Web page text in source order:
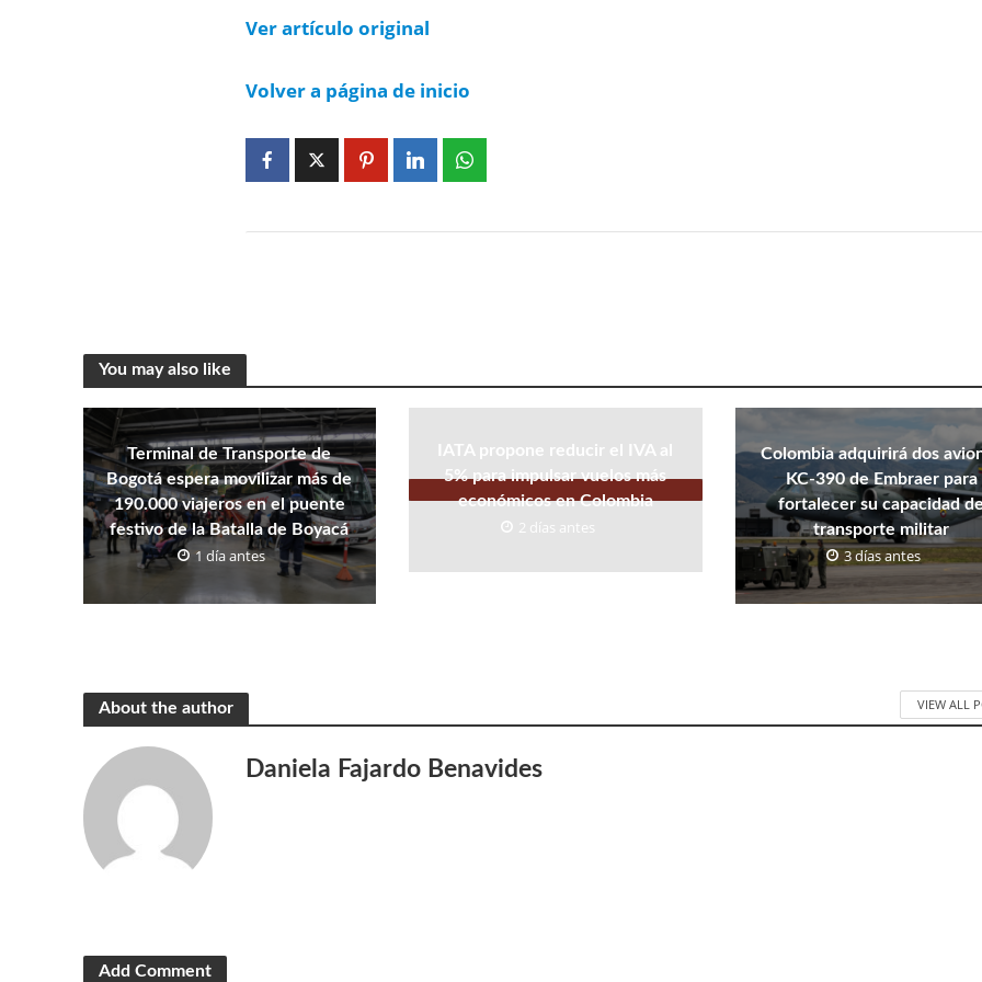
Ver artículo original
Volver a página de inicio
You may also like
Terminal de Transporte de
Bogotá espera movilizar más de
190.000 viajeros en el puente
festivo de la Batalla de Boyacá
1 día antes
IATA propone reducir el IVA al
5% para impulsar vuelos más
económicos en Colombia
2 días antes
Colombia adquirirá dos
KC-390 de Embraer para
fortalecer su capacidad
transporte militar
3 días antes
About the author VIEW ALL
Daniela Fajardo Benavides
Add Comment